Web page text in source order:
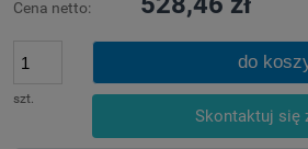
Cena netto:
szt.
do
Skontaktuj się